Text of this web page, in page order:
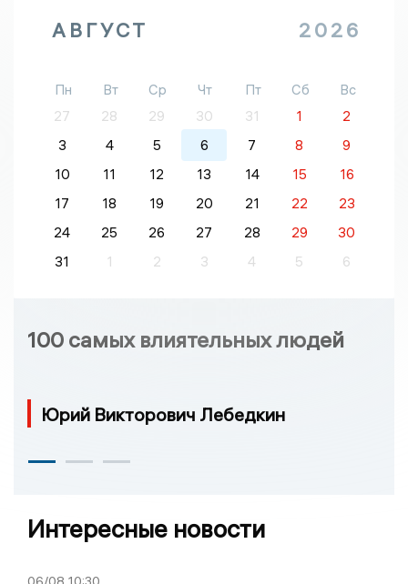
АВГУСТ 2026
Пн Вт Ср Чт Пт Сб
Вс
27
28 29 30 31 1
2
3
4 5 6 7 8
9
10
11 12 13 14 15
16
17
18 19 20 21 22
23
24
25 26 27 28 29
30
31
1 2 3 4 5 6
100 самых влиятельных людей
Юрий Викторович Лебедкин
Интересные новости